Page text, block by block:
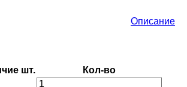
Описание
шт.
Кол-во